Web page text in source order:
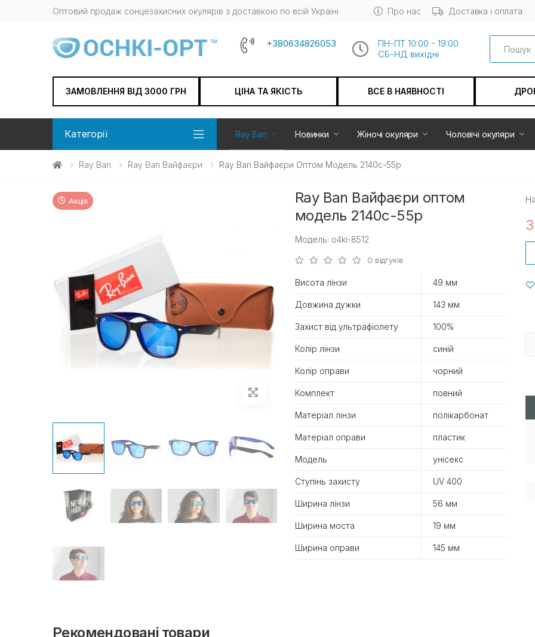
Оптовий продаж сонцезахисних окулярів з доставкою по всій Україні Про нас Доставка і оплата
+380634826053
ПН-ПТ 10:00 - 19:00
СБ-НД вихiдні
Search
ЗАМОВЛЕННЯ ВІД 3000 ГРН ЦІНА ТА ЯКІСТЬ ВСЕ В НАЯВНОСТІ
Категорії Ray Ban Новинки Жіночі окуляри Чоловічі окуляри
Ray Ban Ray Ban Вайфаєри Ray Ban Вайфаєри Оптом Модель 2140c-55p
Акція
Ray Ban Вайфаєри оптом
модель 2140c-55p
Модель: o4ki-8512
0 відгуків
Висота лінзи 49 мм
Довжина дужки 143 мм
Захист від ультрафіолету 100%
Колір лінзи синій
Колір оправи чорний
Комплект повний
Матеріал лінзи полікарбонат
Матеріал оправи пластик
Модель унісекс
Ступінь захисту UV 400
Ширина лінзи 56 мм
Ширина моста 19 мм
Ширина оправи 145 мм
Рекомендовані товари